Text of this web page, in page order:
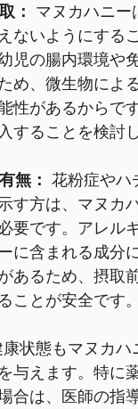
： マヌカハニー
ないようにする
児の腸内環境や
め、微生物によ
性があるからで
することを検討
無： 花粉症やハ
す方は、マヌカ
要です。アレル
に含まれる成分
あるため、摂取
ことが安全です。
状態もマヌカハ
与えます。特に
合は、医師の指